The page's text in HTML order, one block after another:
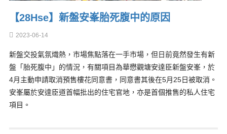
【28Hse】新盤安峯胎死腹中的原因
2023-06-14
新盤交投氣氛熾熱，市場焦點落在一手市場，但日前竟然發生有新
盤「胎死腹中」的情況，有關項目為華懋觀塘安達臣新盤安峯，於
4月主動申請取消預售樓花同意書，同意書其後在5月25日被取消。
安峯屬於安達臣道首幅批出的住宅官地，亦是首個推售的私人住宅
項目。